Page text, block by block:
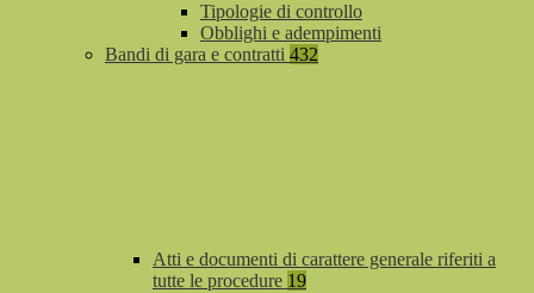
Tipologie di controllo
Obblighi e adempimenti
Bandi di gara e contratti 432
Atti e documenti di carattere generale riferiti a
tutte le procedure 19